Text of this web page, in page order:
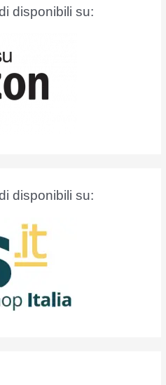
disponibili su:
disponibili su: